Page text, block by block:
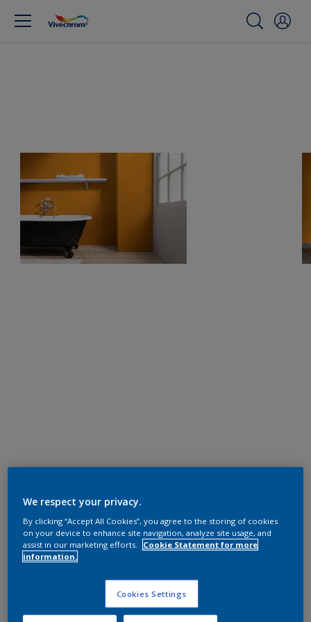
We respect your privacy.
By clicking “Accept All Cookies”, you agree to the storing of cookies
on your device to enhance site navigation, analyze site usage, and
assist in our marketing efforts.
Cookie Statement for more
information.
Cookies Settings